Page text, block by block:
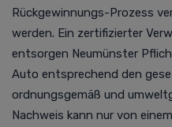
Rückgewinnungs-Prozess
werden. Ein zertifizierter
entsorgen Neumünster
Auto entsprechend den
ordnungsgemäß und
Nachweis kann nur von